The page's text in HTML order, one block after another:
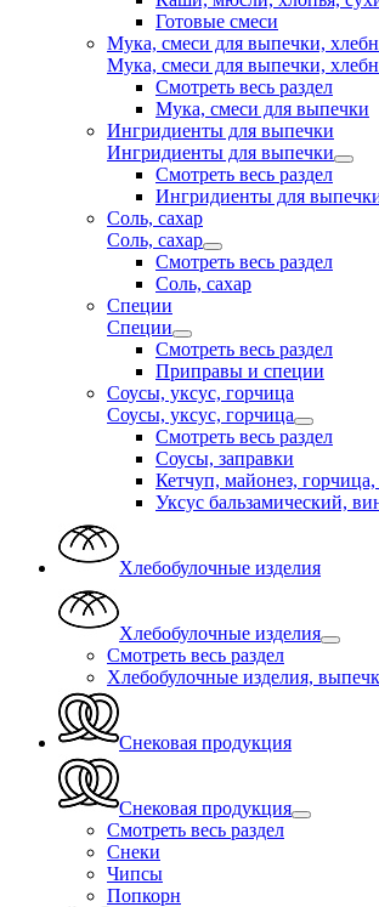
Готовые смеси
Мука, смеси для выпечки,
Мука, смеси для выпечки,
Смотреть весь раздел
Мука, смеси для выпечки
Ингридиенты для выпечки
Ингридиенты для выпечки
Смотреть весь раздел
Ингридиенты для
Соль, сахар
Соль, сахар
Смотреть весь раздел
Соль, сахар
Специи
Специи
Смотреть весь раздел
Приправы и специи
Соусы, уксус, горчица
Соусы, уксус, горчица
Смотреть весь раздел
Соусы, заправки
Кетчуп, майонез, горчица,
Уксус бальзамический,
Хлебобулочные изделия
Хлебобулочные изделия
Смотреть весь раздел
Хлебобулочные изделия,
Снековая продукция
Снековая продукция
Смотреть весь раздел
Снеки
Чипсы
Попкорн